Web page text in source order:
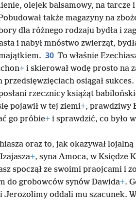
olejek balsamowy, na tarcze
także magazyny na
dla różnego rodzaju bydła i
i nabył mnóstwo zwierząt,
30 To właśnie
+ i skierował wodę prosto na
przedsięwzięciach osiągał sukces.
rzecznicy książąt
pojawił w tej ziemi+, prawdziwy
go próbie+ i sprawdzić, co było
oraz to, jak okazywał lojalną
+, syna Amoca, w Księdze
spoczął ze swoimi praojcami i
do grobowców synów Dawida+.
oddali mu szacunek.